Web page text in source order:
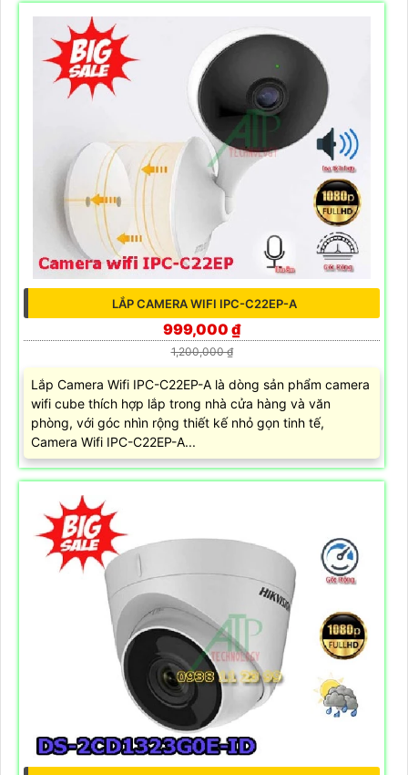
LẮP CAMERA WIFI IPC-C22EP-A
999,000 ₫
1,200,000 ₫
Lắp Camera Wifi IPC-C22EP-A là dòng sản phẩm camera
wifi cube thích hợp lắp trong nhà cửa hàng và văn
phòng, với góc nhìn rộng thiết kế nhỏ gọn tinh tế,
Camera Wifi IPC-C22EP-A...